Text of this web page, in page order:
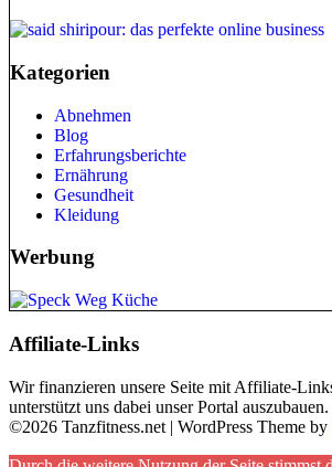
Kategorien
Abnehmen
Blog
Erfahrungsberichte
Ernährung
Gesundheit
Kleidung
Werbung
Affiliate-Links
Wir finanzieren unsere Seite mit Affiliate-
unterstützt uns dabei unser Portal auszubauen.
©2026 Tanzfitness.net | WordPress Theme by